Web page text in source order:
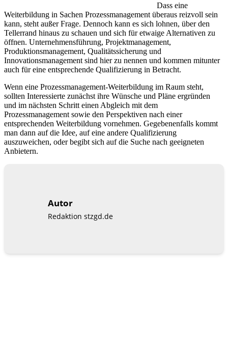
Dass eine
Weiterbildung in Sachen Prozessmanagement überaus reizvoll sein
kann, steht außer Frage. Dennoch kann es sich lohnen, über den
Tellerrand hinaus zu schauen und sich für etwaige Alternativen zu
öffnen. Unternehmensführung, Projektmanagement,
Produktionsmanagement, Qualitätssicherung und
Innovationsmanagement sind hier zu nennen und kommen mitunter
auch für eine entsprechende Qualifizierung in Betracht.
Wenn eine Prozessmanagement-Weiterbildung im Raum steht,
sollten Interessierte zunächst ihre Wünsche und Pläne ergründen
und im nächsten Schritt einen Abgleich mit dem
Prozessmanagement sowie den Perspektiven nach einer
entsprechenden Weiterbildung vornehmen. Gegebenenfalls kommt
man dann auf die Idee, auf eine andere Qualifizierung
auszuweichen, oder begibt sich auf die Suche nach geeigneten
Anbietern.
Autor
Redaktion stzgd.de